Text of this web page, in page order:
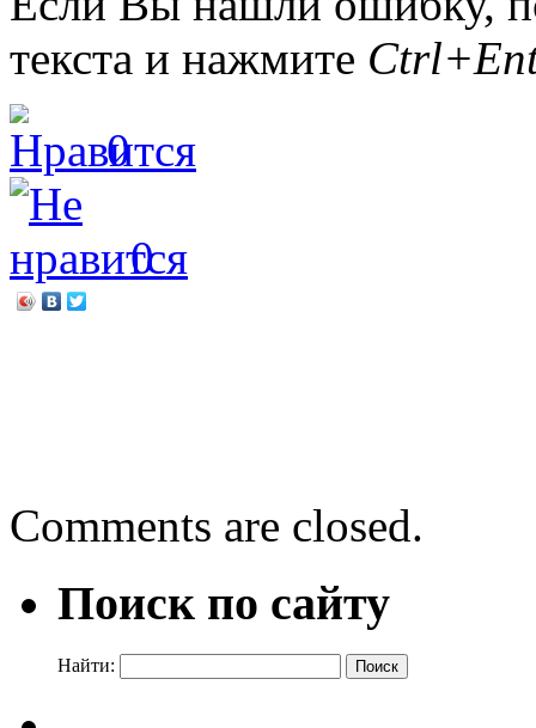
текста и нажмите
0
0
Comments are closed.
Поиск по сайту
Найти: